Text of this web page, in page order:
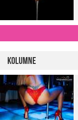
Kolumne